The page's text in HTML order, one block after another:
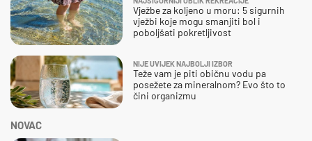
NOVAC
Vježbe za koljeno u moru: 5 sigurnih
vježbi koje mogu smanjiti bol i
poboljšati pokretljivost
NIJE UVIJEK NAJBOLJI IZBOR
Teže vam je piti običnu vodu pa
posežete za mineralnom? Evo što to
čini organizmu